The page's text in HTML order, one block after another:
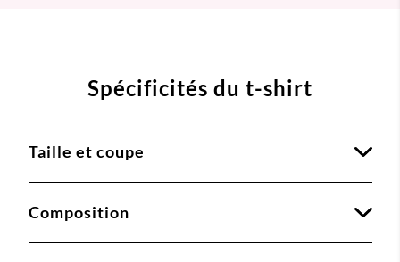
Spécificités du t-shirt
Taille et coupe
Composition